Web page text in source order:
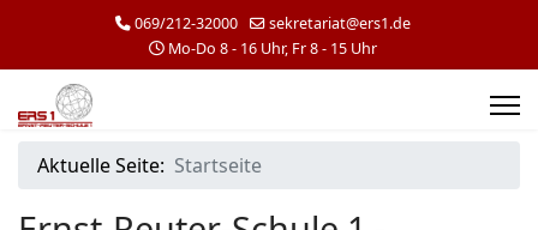
069/212-32000
sekretariat@ers1.de
Mo-Do 8 - 16 Uhr, Fr 8 - 15 Uhr
Aktuelle Seite: Startseite